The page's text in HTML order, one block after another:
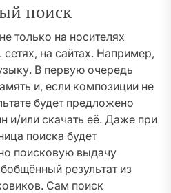
поиск
только на носителях
на сайтах. Например,
В первую очередь
и, если композиции не
будет предложено
и/или скачать её. Даже при
поиска будет
поисковую выдачу
результат из
Сам поиск